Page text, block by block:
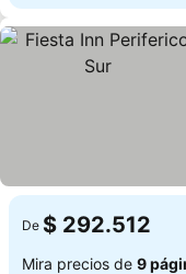
De $ 292.512
Mira precios de 9